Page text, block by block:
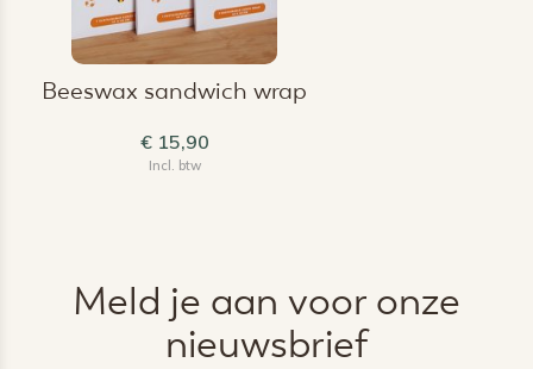
Beeswax sandwich wrap
€ 15,90
Incl. btw
Meld je aan voor onze
nieuwsbrief